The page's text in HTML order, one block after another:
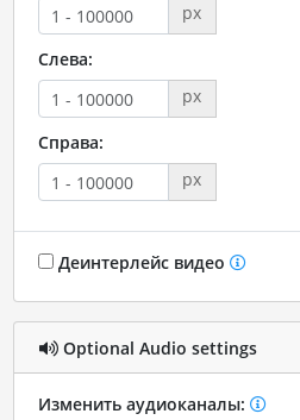
px
Слева:
px
Справа:
px
Деинтерлейс видео
Optional Audio settings
Изменить аудиоканалы: